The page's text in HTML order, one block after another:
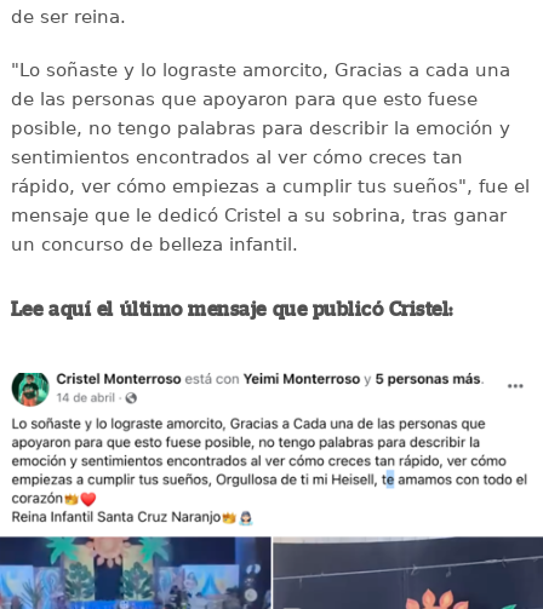
de ser reina.
"Lo soñaste y lo lograste amorcito, Gracias a cada una
de las personas que apoyaron para que esto fuese
posible, no tengo palabras para describir la emoción y
sentimientos encontrados al ver cómo creces tan
rápido, ver cómo empiezas a cumplir tus sueños", fue el
mensaje que le dedicó Cristel a su sobrina, tras ganar
un concurso de belleza infantil.
Lee aquí el último mensaje que publicó Cristel: